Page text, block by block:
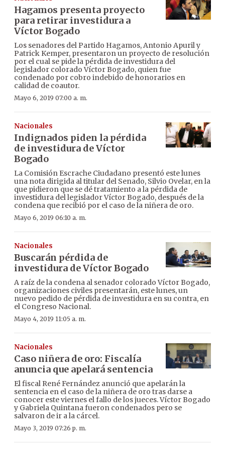
Hagamos presenta proyecto
para retirar investidura a
Víctor Bogado
Los senadores del Partido Hagamos, Antonio Apuril y
Patrick Kemper, presentaron un proyecto de resolución
por el cual se pide la pérdida de investidura del
legislador colorado Víctor Bogado, quien fue
condenado por cobro indebido de honorarios en
calidad de coautor.
Mayo 6, 2019 07:00 a. m.
Nacionales
Indignados piden la pérdida
de investidura de Víctor
Bogado
La Comisión Escrache Ciudadano presentó este lunes
una nota dirigida al titular del Senado, Silvio Ovelar, en la
que pidieron que se dé tratamiento a la pérdida de
investidura del legislador Víctor Bogado, después de la
condena que recibió por el caso de la niñera de oro.
Mayo 6, 2019 06:10 a. m.
Nacionales
Buscarán pérdida de
investidura de Víctor Bogado
A raíz de la condena al senador colorado Víctor Bogado,
organizaciones civiles presentarán, este lunes, un
nuevo pedido de pérdida de investidura en su contra, en
el Congreso Nacional.
Mayo 4, 2019 11:05 a. m.
Nacionales
Caso niñera de oro: Fiscalía
anuncia que apelará sentencia
El fiscal René Fernández anunció que apelarán la
sentencia en el caso de la niñera de oro tras darse a
conocer este viernes el fallo de los jueces. Víctor Bogado
y Gabriela Quintana fueron condenados pero se
salvaron de ir a la cárcel.
Mayo 3, 2019 07:26 p. m.